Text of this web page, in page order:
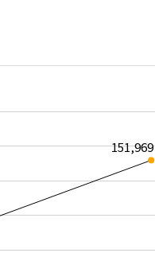
151,969